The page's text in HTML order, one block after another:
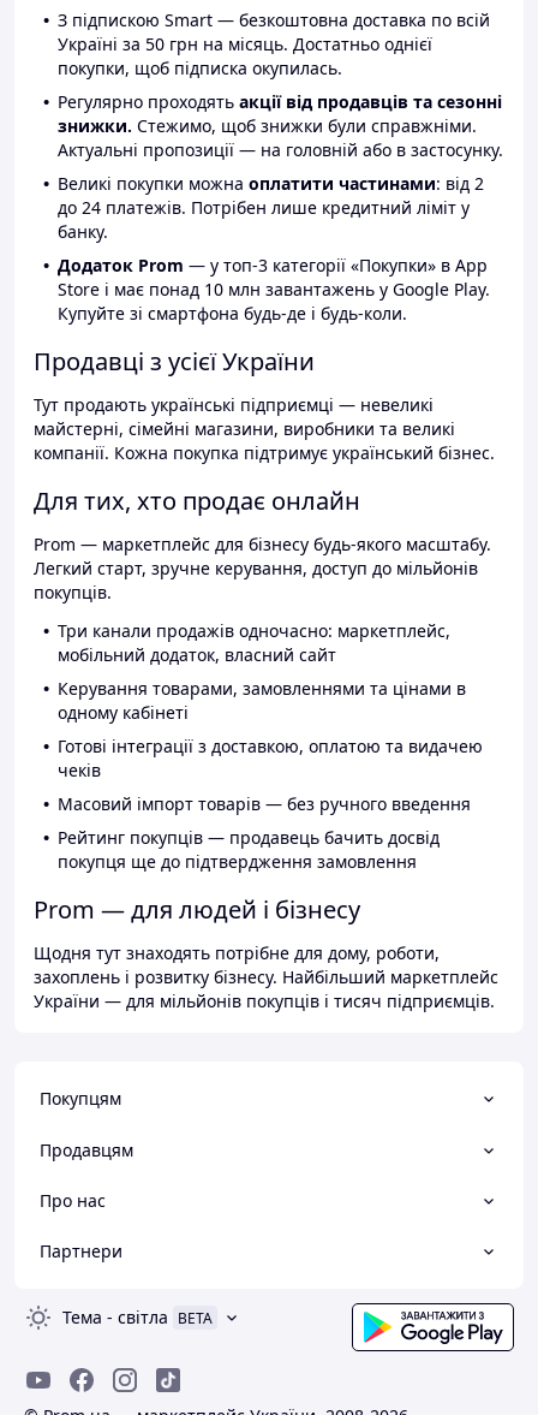
З підпискою Smart — безкоштовна доставка по всій
Україні за 50 грн на місяць. Достатньо однієї
покупки, щоб підписка окупилась.
Регулярно проходять акції від продавців та сезонні
знижки. Стежимо, щоб знижки були справжніми.
Актуальні пропозиції — на головній або в застосунку.
Великі покупки можна оплатити частинами: від 2
до 24 платежів. Потрібен лише кредитний ліміт у
банку.
Додаток Prom — у топ-3 категорії «Покупки» в App
Store і має понад 10 млн завантажень у Google Play.
Купуйте зі смартфона будь-де і будь-коли.
Продавці з усієї України
Тут продають українські підприємці — невеликі
майстерні, сімейні магазини, виробники та великі
компанії. Кожна покупка підтримує український бізнес.
Для тих, хто продає онлайн
Prom — маркетплейс для бізнесу будь-якого масштабу.
Легкий старт, зручне керування, доступ до мільйонів
покупців.
Три канали продажів одночасно: маркетплейс,
мобільний додаток, власний сайт
Керування товарами, замовленнями та цінами в
одному кабінеті
Готові інтеграції з доставкою, оплатою та видачею
чеків
Масовий імпорт товарів — без ручного введення
Рейтинг покупців — продавець бачить досвід
покупця ще до підтвердження замовлення
Prom — для людей і бізнесу
Щодня тут знаходять потрібне для дому, роботи,
захоплень і розвитку бізнесу. Найбільший маркетплейс
України — для мільйонів покупців і тисяч підприємців.
Покупцям
Продавцям
Про нас
Партнери
Тема - світла BETA